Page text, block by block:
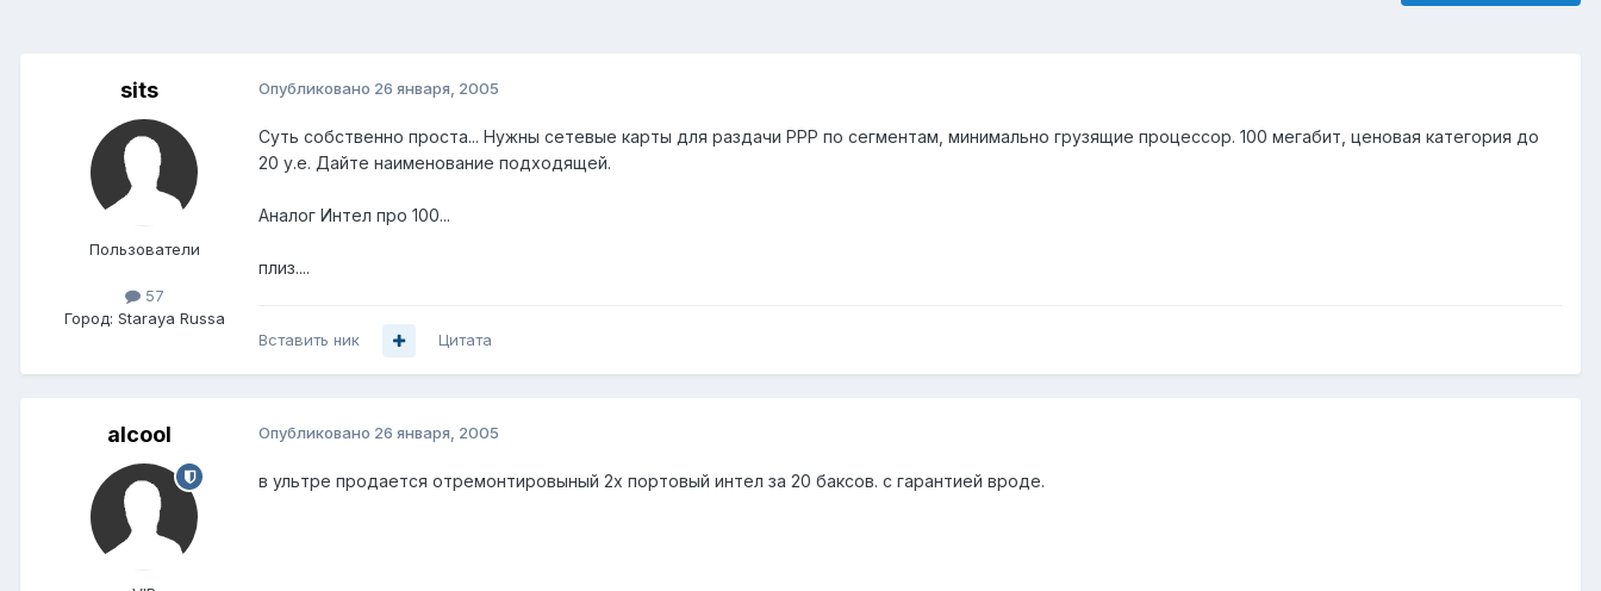
sits
Пользователи
57
Город: Staraya Russa
Опубликовано 26 января, 2005
Суть собственно проста... Нужны сетевые карты для раздачи PPP по сегментам, минимально грузящие процессор. 100 мегабит, ценовая категория до
20 у.е. Дайте наименование подходящей.
Аналог Интел про 100...
плиз....
Вставить ник Цитата
alcool Опубликовано 26 января, 2005
в ультре продается отремонтировыный 2х портовый интел за 20 баксов. с гарантией вроде.